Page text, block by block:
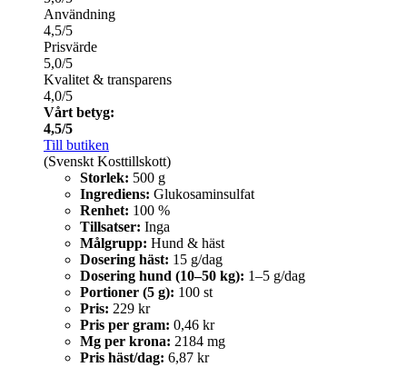
Användning
4,5/5
Prisvärde
5,0/5
Kvalitet & transparens
4,0/5
Vårt betyg:
4,5/5
Till butiken
(Svenskt Kosttillskott)
Storlek: 500 g
Ingrediens: Glukosaminsulfat
Renhet: 100 %
Tillsatser: Inga
Målgrupp: Hund & häst
Dosering häst: 15 g/dag
Dosering hund (10–50 kg): 1–5 g/dag
Portioner (5 g): 100 st
Pris: 229 kr
Pris per gram: 0,46 kr
Mg per krona: 2184 mg
Pris häst/dag: 6,87 kr